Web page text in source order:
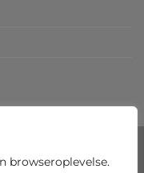
browseroplevelse.